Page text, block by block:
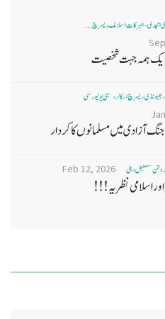
امجدی - البرکات اسلامک ریسرچ ...
ہمہ جہت شخصیت
ریسرچ اسکالر، ممبئی یونیورسٹی
آزادی میں مسلمانوں کا کردار
روشن مستقبل دہلی Feb 12, 2026
اسلامی نظریہ!!!